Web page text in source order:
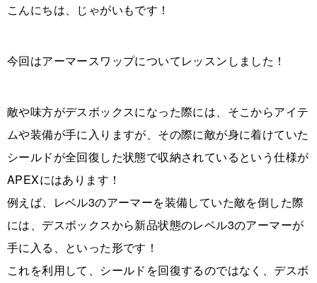
こんにちは、じゃがいもです！
今回はアーマースワップについてレッスンしました！
敵や味方がデスボックスになった際には、そこからアイテ
ムや装備が手に入りますが、その際に敵が身に着けていた
シールドが全回復した状態で収納されているという仕様が
APEXにはあります！
例えば、レベル3のアーマーを装備していた敵を倒した際
には、デスボックスから新品状態のレベル3のアーマーが
手に入る、といった形です！
これを利用して、シールドを回復するのではなく、デスボ